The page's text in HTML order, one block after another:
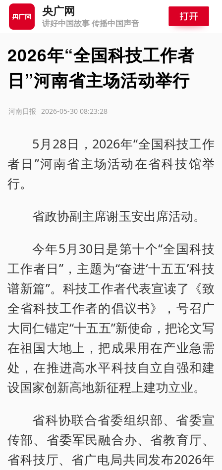
央广网
讲好中国故事 传播中国声音
2026年“全国科技工作者
日”河南省主场活动举行
2026-05-30 08:23:28
河南日报
5月28日，2026年“全国科技工作
者日”河南省主场活动在省科技馆举
行。
省政协副主席谢玉安出席活动。
今年5月30日是第十个“全国科技
工作者日”，主题为“奋进‘十五五’科技
谱新篇”。科技工作者代表宣读了《致
全省科技工作者的倡议书》，号召广
大同仁锚定“十五五”新使命，把论文写
在祖国大地上，把成果用在产业急需
处，在推进高水平科技自立自强和建
设国家创新高地新征程上建功立业。
省科协联合省委组织部、省委宣
传部、省委军民融合办、省教育厅、
省科技厅、省广电局共同发布2026年